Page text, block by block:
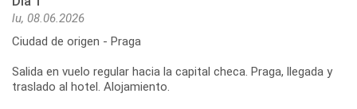
lu, 08.06.2026
Ciudad de origen - Praga
Salida en vuelo regular hacia la capital checa. Praga, llegada y
traslado al hotel. Alojamiento.